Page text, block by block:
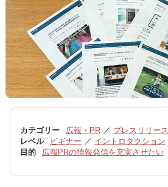
カテゴリー 広報・PR ／ プレスリリース
レベル
ビギナー ／ イントロダクション
目的
広報PRの情報発信を充実させたい